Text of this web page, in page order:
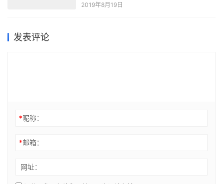
2019年8月19日
发表评论
*昵称：
*邮箱：
网址：